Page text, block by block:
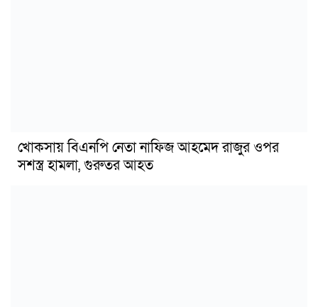
খোকসায় বিএনপি নেতা নাফিজ আহমেদ রাজুর ওপর
সশস্ত্র হামলা, গুরুতর আহত